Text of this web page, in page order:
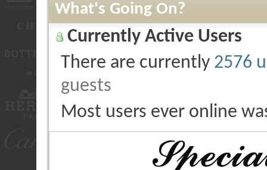
What's Going On?
Currently Active Users
There are currently 2576
guests
Most users ever online